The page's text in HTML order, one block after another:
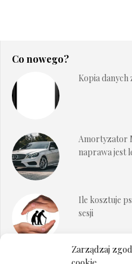
Zarządzaj
Co nowego?
Kopia
Amortyzator
naprawa jest
Ile kosztuje
sesji
Dokumenty